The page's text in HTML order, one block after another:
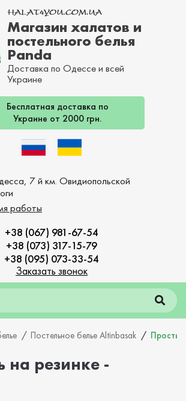
Магазин халатов и
постельного белья
Panda
Доставка по Одессе и всей
Украине
Бесплатная доставка по
Украине от 2000 грн.
7 й км. Овидиопольской
работы
+38 (067) 981-67-54
+38 (073) 317-15-79
+38 (095) 073-33-54
Заказать звонок
Постельное белье Altinbasak
на резинке -